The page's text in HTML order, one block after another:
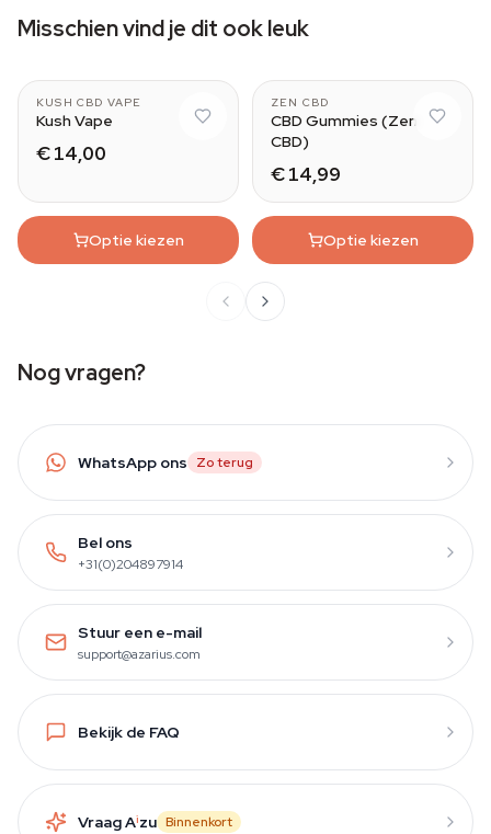
Misschien vind je dit ook leuk
KUSH CBD VAPE
Kush Vape
€ 14,00
Optie kiezen
ZEN CBD
CBD Gummies (Zen
CBD)
€ 14,99
Optie kiezen
Nog vragen?
WhatsApp ons Zo terug
Bel ons
+31(0)204897914
Stuur een e-mail
support@azarius.com
Bekijk de FAQ
Vraag Aizu Binnenkort